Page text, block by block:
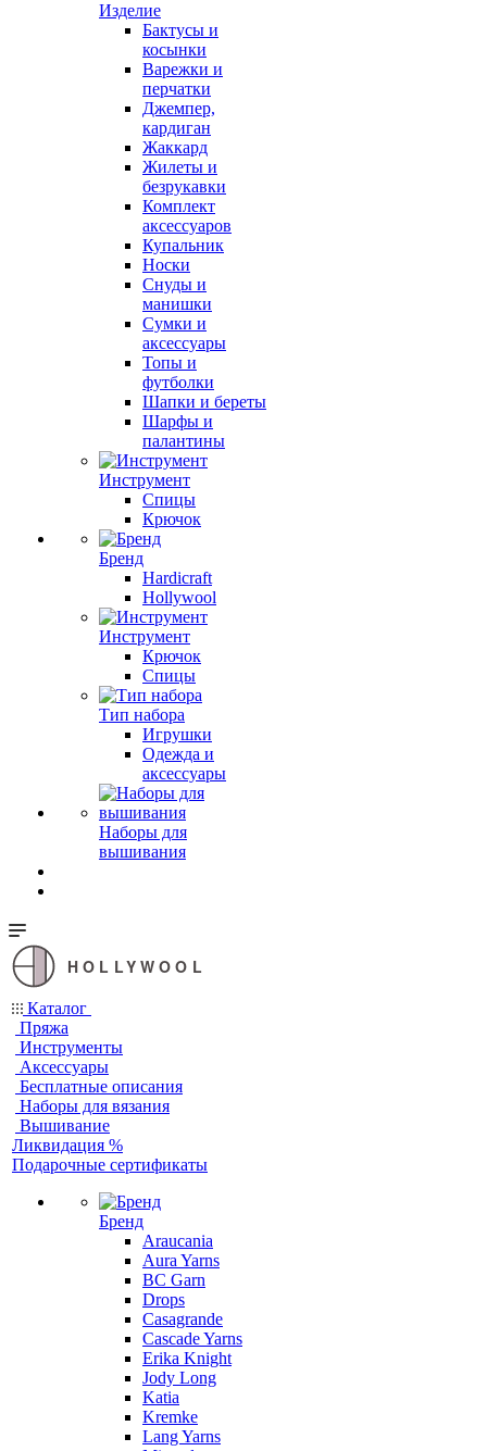
Изделие
Бактусы и
косынки
Варежки и
перчатки
Джемпер,
кардиган
Жаккард
Жилеты и
безрукавки
Комплект
аксессуаров
Купальник
Носки
Снуды и
манишки
Сумки и
аксессуары
Топы и
футболки
Шапки и береты
Шарфы и
палантины
Инструмент
Спицы
Крючок
Бренд
Hardicraft
Hollywool
Инструмент
Крючок
Спицы
Тип набора
Игрушки
Одежда и
аксессуары
Наборы для
вышивания
HOLLYWOOL
Каталог
Пряжа
Инструменты
Аксессуары
Бесплатные описания
Наборы для вязания
Вышивание
Ликвидация %
Подарочные сертификаты
Бренд
Araucania
Aura Yarns
BC Garn
Drops
Casagrande
Cascade Yarns
Erika Knight
Jody Long
Katia
Kremke
Lang Yarns